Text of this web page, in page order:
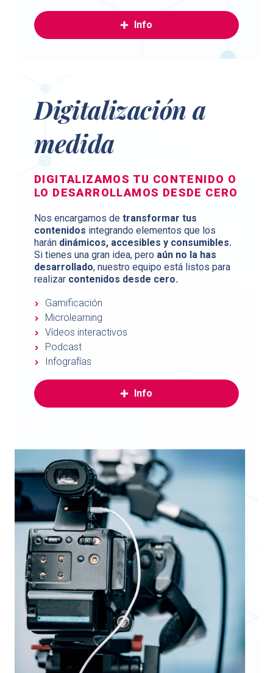
Info
Digitalización a
medida
DIGITALIZAMOS TU CONTENIDO O
LO DESARROLLAMOS DESDE CERO
Nos encargamos de transformar tus
contenidos integrando elementos que los
harán dinámicos, accesibles y consumibles.
Si tienes una gran idea, pero aún no la has
desarrollado, nuestro equipo está listos para
realizar contenidos desde cero.
Gamificación
Microlearning
Vídeos interactivos
Podcast
Infografías
Info